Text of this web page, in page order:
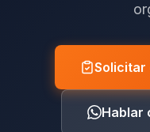
Solicitar
Hablar